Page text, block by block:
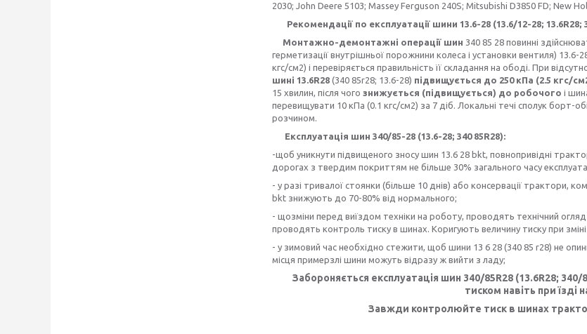
2030; John Deere 5103; Massey Ferguson 240S; Mitsubishi D3850 FD; New
Рекомендації по експлуатації шини 13.6-28 (13.6/12-28;
Монтажно-демонтажні операції шин 340 85 28 повинні
герметизації внутрішньої порожнини колеса і установки вентиля)
кгс/см2) і перевіряється правильність її складання на ободі. При
шині 13.6R28 (340 85r28; 13.6-28) підвищується до 250 кПа (2.5 кгс/
15 хвилин, після чого знижується (підвищується) до робочого і
перевищувати 10 кПа (0.1 кгс/см2) за 7 діб. Локальні течі сполук
розчином.
Експлуатація шин 340/85-28 (13.6-28; 340 85R28):
-щоб уникнути підвищеного зносу шин 13.6 28 bkt, повнопривідні
дорогах з твердим покриттям не більше 30% загального часу
- у разі тривалої стоянки (більше 10 днів) або консервації трактори,
bkt знижують до 70-80% від нормального;
- щозміни перед виїздом техніки на роботу, проводять технічний
проводять контроль тиску в шинах. Коригують величину тиску при
- у зимовий час необхідно стежити, щоб шини 13 6 28 (340 85 r28) не
місця примерзлі шини можуть відразу ж вийти з ладу;
Забороняється експлуатація шин 340/85R28 (13.6R28;
тиском навіть при їзді
Завжди контролюйте тиск в шинах